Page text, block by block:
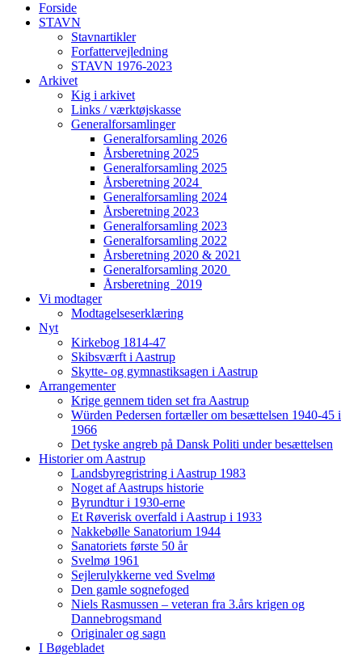
Forside
STAVN
Stavnartikler
Forfattervejledning
STAVN 1976-2023
Arkivet
Kig i arkivet
Links / værktøjskasse
Generalforsamlinger
Generalforsamling 2026
Årsberetning 2025
Generalforsamling 2025
Årsberetning 2024
Generalforsamling 2024
Årsberetning 2023
Generalforsamling 2023
Generalforsamling 2022
Årsberetning 2020 & 2021
Generalforsamling 2020
Årsberetning 2019
Vi modtager
Modtagelseserklæring
Nyt
Kirkebog 1814-47
Skibsværft i Aastrup
Skytte- og gymnastiksagen i Aastrup
Arrangementer
Krige gennem tiden set fra Aastrup
Würden Pedersen fortæller om besættelsen 1940-45 i
1966
Det tyske angreb på Dansk Politi under besættelsen
Historier om Aastrup
Landsbyregristring i Aastrup 1983
Noget af Aastrups historie
Byrundtur i 1930-erne
Et Røverisk overfald i Aastrup i 1933
Nakkebølle Sanatorium 1944
Sanatoriets første 50 år
Svelmø 1961
Sejlerulykkerne ved Svelmø
Den gamle sognefoged
Niels Rasmussen – veteran fra 3.års krigen og
Dannebrogsmand
Originaler og sagn
I Bøgebladet